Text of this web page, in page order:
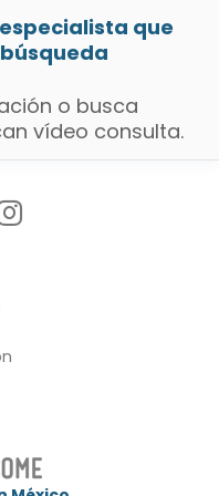
que
o busca
vídeo consulta.